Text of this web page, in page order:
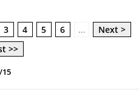
3 4 5 6 …
Next >
>>
15